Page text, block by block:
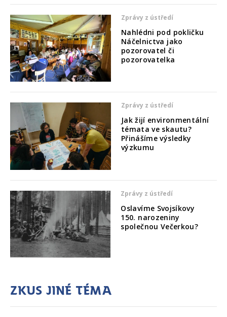
Zprávy z ústředí
Nahlédni pod pokličku
Náčelnictva jako
pozorovatel či
pozorovatelka
Zprávy z ústředí
Jak žijí environmentální
témata ve skautu?
Přinášíme výsledky
výzkumu
Zprávy z ústředí
Oslavíme Svojsíkovy
150. narozeniny
společnou Večerkou?
Zkus jiné téma